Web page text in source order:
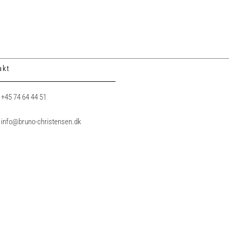
+45 74 64 44 51
info@bruno-christensen.dk